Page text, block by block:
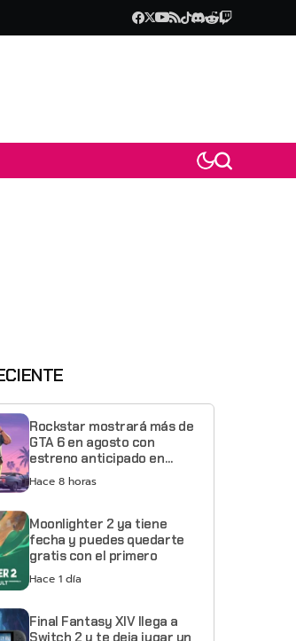
Rockstar mostrará más de
GTA 6 en agosto con
estreno anticipado en
Netflix
Hace 8 horas
Moonlighter 2 ya tiene
fecha y puedes quedarte
gratis con el primero
Hace 1 día
Final Fantasy XIV llega a